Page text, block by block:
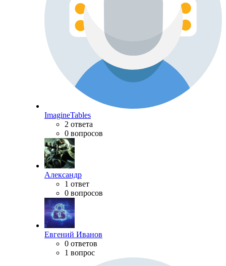
ImagineTables
2 ответа
0 вопросов
Александр
1 ответ
0 вопросов
Евгений Иванов
0 ответов
1 вопрос